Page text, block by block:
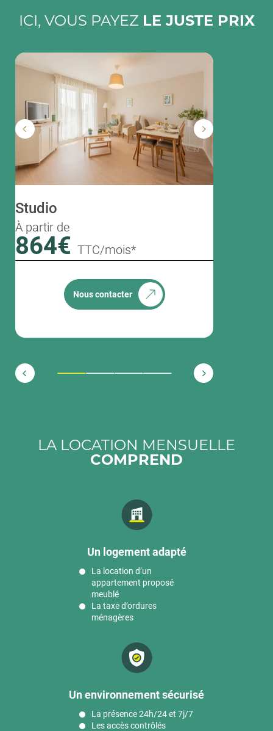
ICI, VOUS PAYEZ LE JUSTE PRIX
Studio
À partir de
864€ TTC/mois*
Nous contacter
2 3 4
LA LOCATION MENSUELLE
COMPREND
Un logement adapté
La location d’un
appartement proposé
meublé
La taxe d’ordures
ménagères
Un environnement sécurisé
La présence 24h/24 et 7j/7
Les accès contrôlés